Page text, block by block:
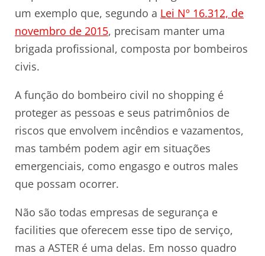
um exemplo que, segundo a Lei Nº 16.312, de
novembro de 2015, precisam manter uma
brigada profissional, composta por bombeiros
civis.
A função do bombeiro civil no shopping é
proteger as pessoas e seus patrimônios de
riscos que envolvem incêndios e vazamentos,
mas também podem agir em situações
emergenciais, como engasgo e outros males
que possam ocorrer.
Não são todas empresas de segurança e
facilities que oferecem esse tipo de serviço,
mas a ASTER é uma delas. Em nosso quadro